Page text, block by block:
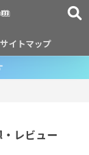
サイトマップ
・レビュー